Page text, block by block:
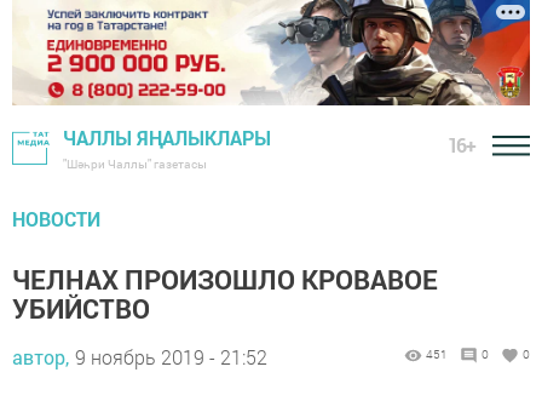
ЧАЛЛЫ ЯҢАЛЫКЛАРЫ
"Шәһри Чаллы" газетасы
16+
НОВОСТИ
ЧЕЛНАХ ПРОИЗОШЛО КРОВАВОЕ
УБИЙСТВО
автор, 9 ноябрь 2019 - 21:52 451 0 0